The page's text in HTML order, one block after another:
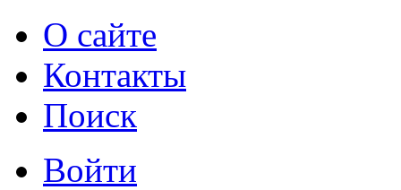
О сайте
Контакты
Поиск
Войти